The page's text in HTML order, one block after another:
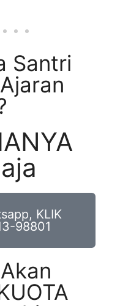
Santri
KLIK
98801